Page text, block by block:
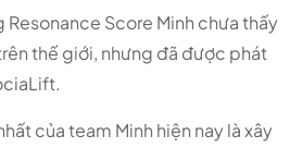
Score Minh chưa thấy
thế giới, nhưng đã được phát
của team Minh hiện nay là xây